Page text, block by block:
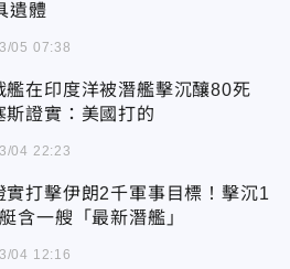
遺體
05 07:38
艦在印度洋被潛艦擊沉釀80死
斯證實：美國打的
04 22:23
實打擊伊朗2千軍事目標！擊沉1
含一艘「最新潛艦」
04 12:16